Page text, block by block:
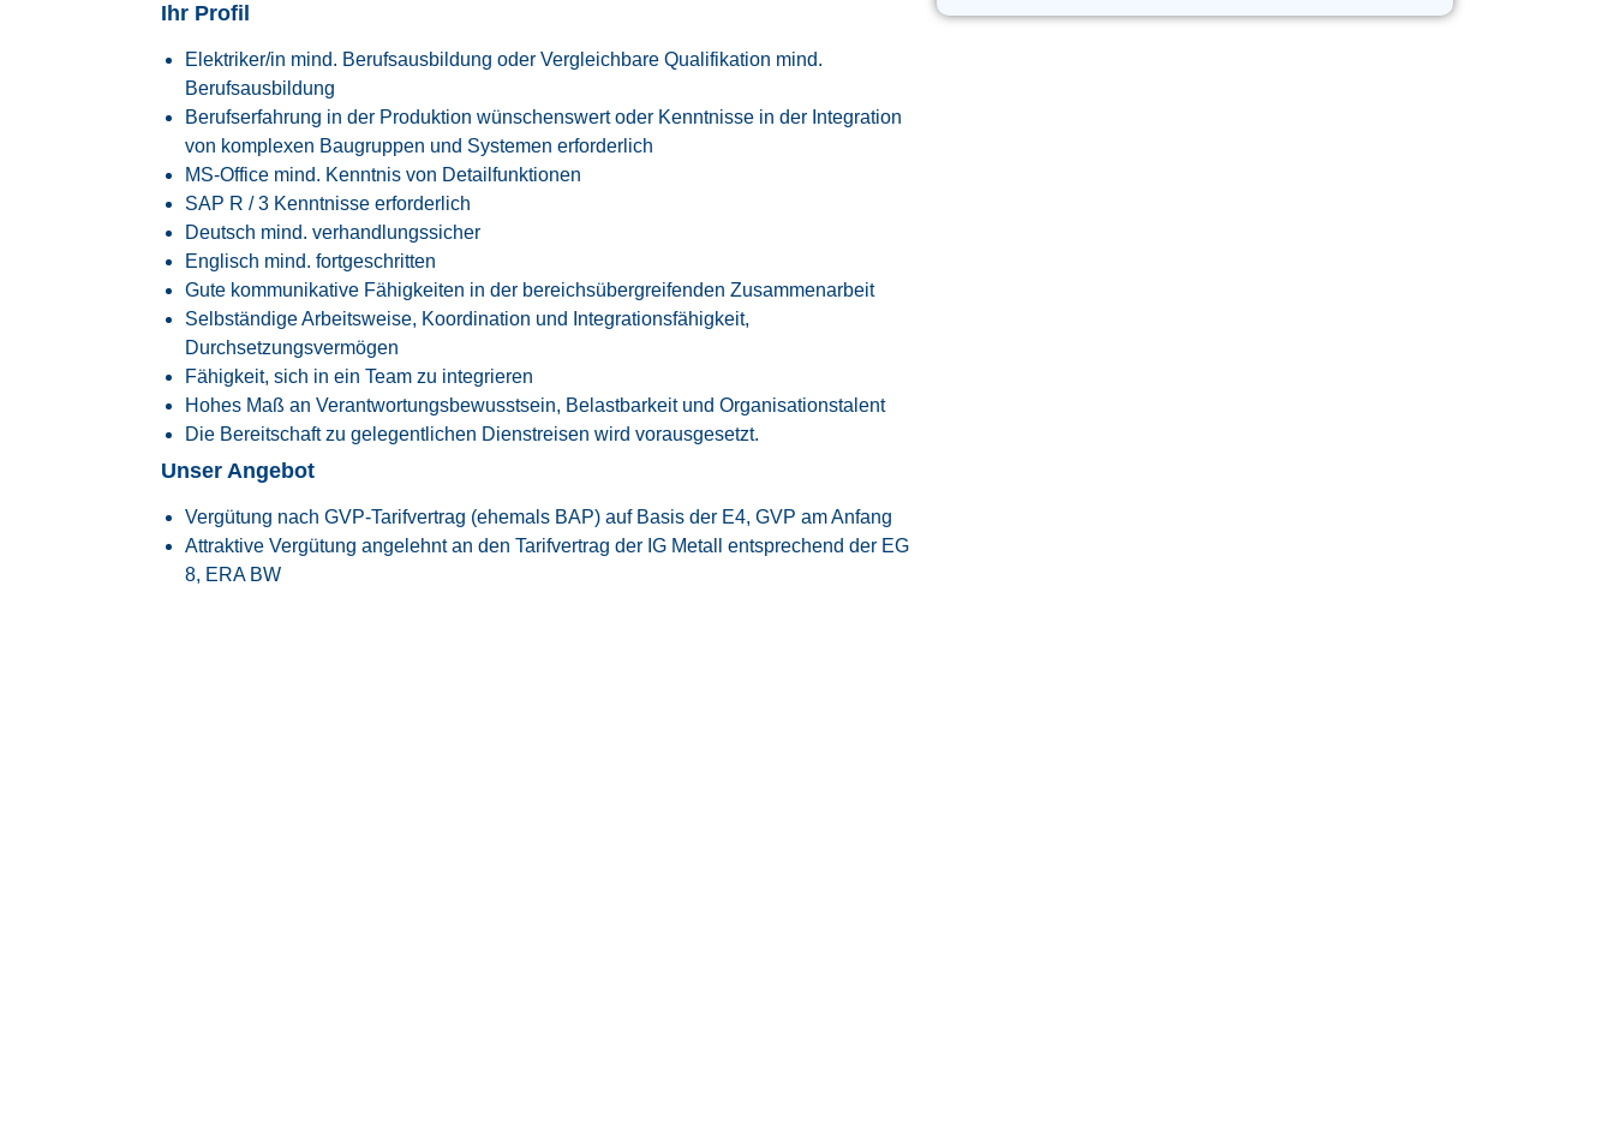
Ihr Profil
Elektriker/in mind. Berufsausbildung oder Vergleichbare Qualifikation mind.
Berufsausbildung
Berufserfahrung in der Produktion wünschenswert oder Kenntnisse in der Integration
von komplexen Baugruppen und Systemen erforderlich
MS-Office mind. Kenntnis von Detailfunktionen
SAP R / 3 Kenntnisse erforderlich
Deutsch mind. verhandlungssicher
Englisch mind. fortgeschritten
Gute kommunikative Fähigkeiten in der bereichsübergreifenden Zusammenarbeit
Selbständige Arbeitsweise, Koordination und Integrationsfähigkeit,
Durchsetzungsvermögen
Fähigkeit, sich in ein Team zu integrieren
Hohes Maß an Verantwortungsbewusstsein, Belastbarkeit und Organisationstalent
Die Bereitschaft zu gelegentlichen Dienstreisen wird vorausgesetzt.
Unser Angebot
Vergütung nach GVP-Tarifvertrag (ehemals BAP) auf Basis der E4, GVP am Anfang
Attraktive Vergütung angelehnt an denTarifvertrag der IG Metall
entsprechend der EG
8, ERA BW